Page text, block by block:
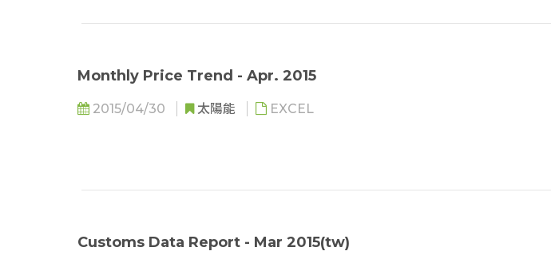
Monthly Price Trend - Apr. 2015
2015/04/30 太陽能 EXCEL
Customs Data Report - Mar 2015(tw)